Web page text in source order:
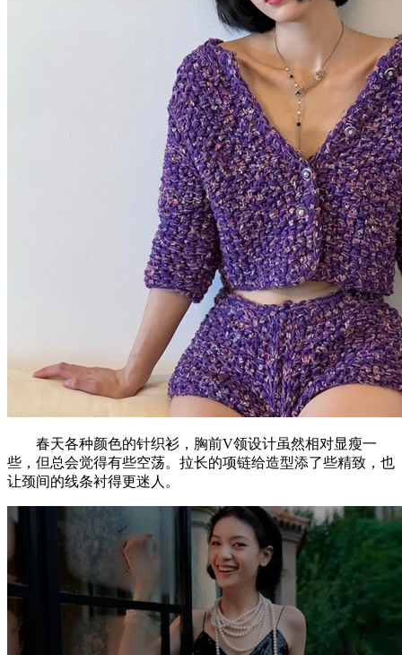
春天各种颜色的针织衫，胸前V领设计虽然相对显瘦一
些，但总会觉得有些空荡。拉长的项链给造型添了些精致，也
让颈间的线条衬得更迷人。